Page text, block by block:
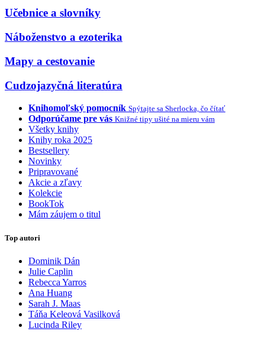
Učebnice a slovníky
Náboženstvo a ezoterika
Mapy a cestovanie
Cudzojazyčná literatúra
Knihomoľský pomocník Spýtajte sa Sherlocka, čo čítať
Odporúčame pre vás Knižné tipy ušité na mieru vám
Všetky knihy
Knihy roka 2025
Bestsellery
Novinky
Pripravované
Akcie a zľavy
Kolekcie
BookTok
Mám záujem o titul
Top autori
Dominik Dán
Julie Caplin
Rebecca Yarros
Ana Huang
Sarah J. Maas
Táňa Keleová Vasilková
Lucinda Riley